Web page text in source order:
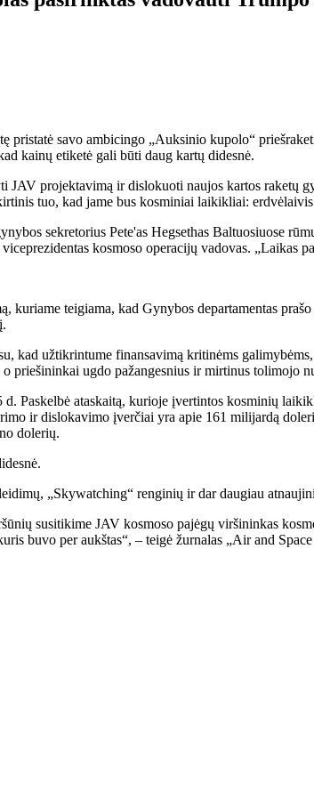
pristatė savo ambicingo „Auksinio kupolo“
kainų etiketė gali būti daug kartų didesnė.
JAV projektavimą ir dislokuoti naujos kartos raketų
tuo, kad jame bus kosminiai laikikliai:
sekretorius Pete'as Hegsethas Baltuosiuose
kosmoso operacijų vadovas. „Laikas
kuriame teigiama, kad Gynybos departamentas
kad užtikrintume finansavimą kritinėms
priešininkai ugdo pažangesnius ir mirtinus tolimojo
Paskelbė ataskaitą, kurioje įvertintos kosminių
ir dislokavimo įverčiai yra apie 161 milijardą
dolerių.
„Skywatching“ renginių ir dar daugiau
susitikime JAV kosmoso pajėgų viršininkas
buvo per aukštas“, – teigė žurnalas „Air and